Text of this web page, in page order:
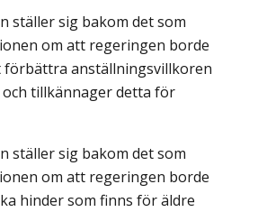
ställer sig bakom det som
om att regeringen borde
anställningsvillkoren
tillkännager detta för
ställer sig bakom det som
om att regeringen borde
hinder som finns för äldre